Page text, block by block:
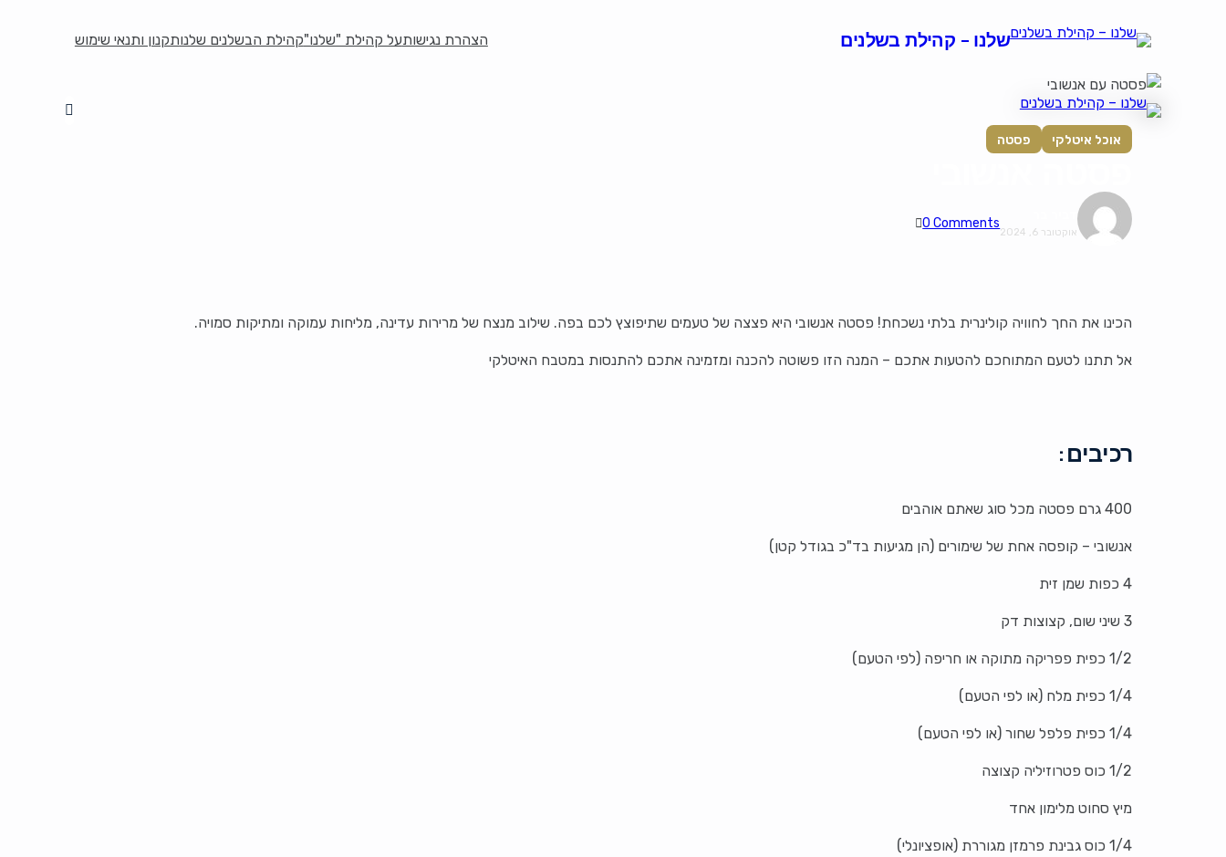
שלנו – קהילת בשלנים הצהרת נגישותעל קהילת "שלנו"קהילת הבשלנים שלנותקנון ותנאי שימוש
אוכל איטלקי פסטה
דביר בר
אוקטובר 6, 2024
0 Comments
הכינו את החך לחוויה קולינרית בלתי נשכחת! פסטה אנשובי היא פצצה של טעמים שתיפוצץ לכם בפה. שילוב מנצח של מרירות עדינה, מליחות עמוקה ומתיקות סמויה.
אל תתנו לטעם המתוחכם להטעות אתכם – המנה הזו פשוטה להכנה ומזמינה אתכם להתנסות במטבח האיטלקי
רכיבים:
400 גרם פסטה מכל סוג שאתם אוהבים
אנשובי – קופסה אחת של שימורים (הן מגיעות בד"כ בגודל קטן)
4 כפות שמן זית
3 שיני שום, קצוצות דק
1/2 כפית פפריקה מתוקה או חריפה (לפי הטעם)
1/4 כפית מלח (או לפי הטעם)
1/4 כפית פלפל שחור (או לפי הטעם)
1/2 כוס פטרוזיליה קצוצה
מיץ סחוט מלימון אחד
1/4 כוס גבינת פרמזן מגוררת (אופציונלי)